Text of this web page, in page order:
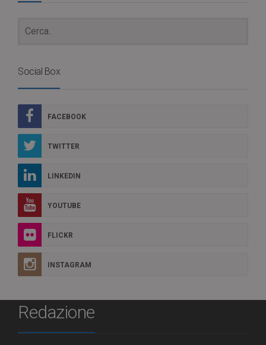
Social Box
FACEBOOK
TWITTER
LINKEDIN
YOUTUBE
FLICKR
INSTAGRAM
Redazione